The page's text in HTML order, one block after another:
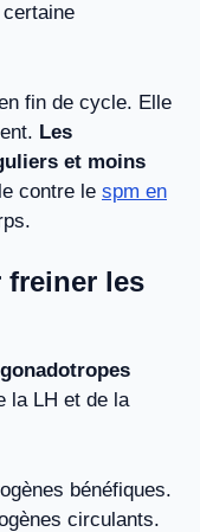
fin de cycle. Elle
Les
et moins
contre le spm en
freiner les
la LH et de la
bénéfiques.
circulants.